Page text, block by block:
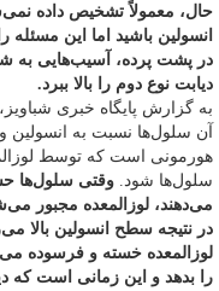
حال، معمولاً تشخیص داده
انسولین باشید اما این مسئله
در پشت پرده، آسیب‌هایی به
دیابت نوع دوم را بالا ببرد.
به گزارش پایگاه خبری
آن سلول‌ها نسبت به انسولین
هورمونی است که توسط
سلول‌ها شود. وقتی سلول‌ها
می‌دهند، لوزالمعده مجبور
در نتیجه سطح انسولین بالا
لوزالمعده خسته و فرسوده
را بدهد و این زمانی است